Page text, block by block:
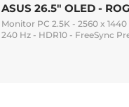
ASUS 26.5" OLED -
Monitor PC 2.5K - 2560 x
240 Hz - HDR10 - FreeSync